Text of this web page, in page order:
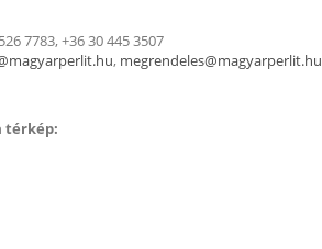
7783, +36 30 445 3507
, megrendeles@magyarperlit.hu
térkép: